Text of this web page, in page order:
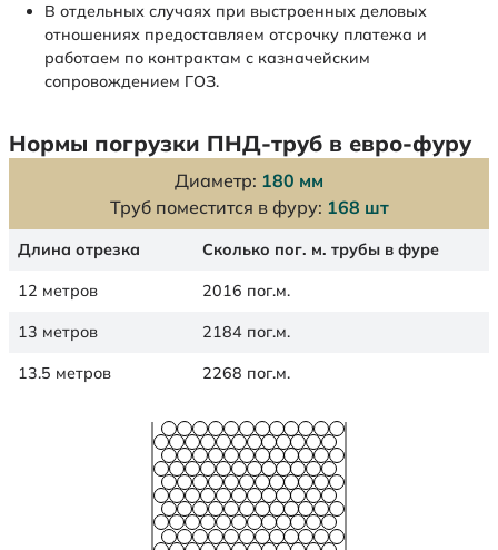
В отдельных случаях при выстроенных деловых
отношениях предоставляем отсрочку платежа и
работаем по контрактам с казначейским
сопровождением ГОЗ.
Нормы погрузки ПНД-труб в евро-фуру
Диаметр: 180 мм
Труб поместится в фуру: 168 шт
Длина отрезка Сколько пог. м. трубы в фуре
12 метров 2016 пог.м.
13 метров 2184 пог.м.
13.5 метров 2268 пог.м.